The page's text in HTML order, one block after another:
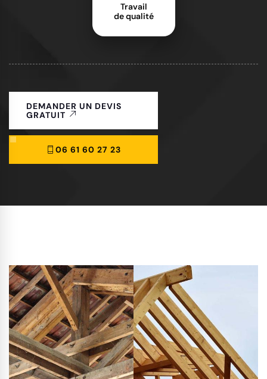
Travail
de qualité
DEMANDER UN DEVIS
GRATUIT
06 61 60 27 23